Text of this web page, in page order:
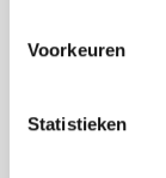
Voorkeuren
Statistieken
Kouddak
Panelen
Panelen
Panelen